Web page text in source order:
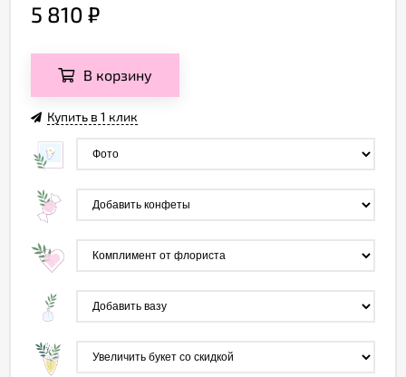
5 810 ₽
В корзину
Купить в 1 клик